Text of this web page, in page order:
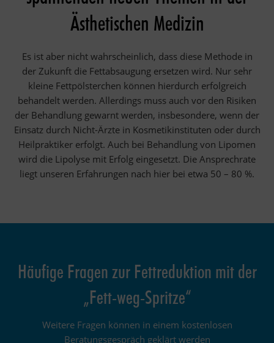
Ästhetischen Medizin
Es ist aber nicht wahrscheinlich, dass diese Methode in
der Zukunft die Fettabsaugung ersetzen wird. Nur sehr
kleine Fettpölsterchen können hierdurch erfolgreich
behandelt werden. Allerdings muss auch vor den Risiken
der Behandlung gewarnt werden, insbesondere, wenn der
Einsatz durch Nicht-Ärzte in Kosmetikinstituten oder durch
Heilpraktiker erfolgt. Auch bei Behandlung von Lipomen
wird die Lipolyse mit Erfolg eingesetzt. Die Ansprechrate
liegt unseren Erfahrungen nach hier bei etwa 50 – 80 %.
Häufige Fragen zur Fettreduktion mit der
„Fett-weg-Spritze“
Weitere Fragen können in einem kostenlosen
Beratungsgespräch geklärt werden